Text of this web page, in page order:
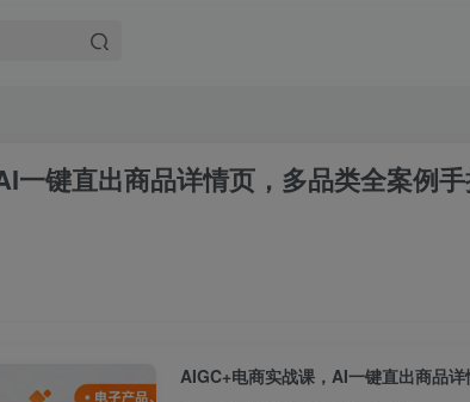
一键直出商品详情页，多品类全案例